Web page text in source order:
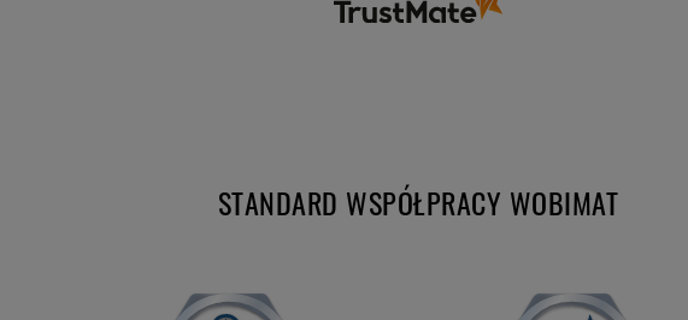
STANDARD WSPÓŁPRACY WOBIMAT